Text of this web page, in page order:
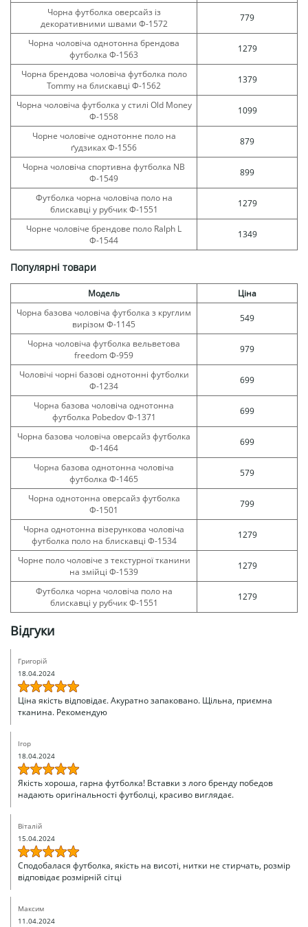
Чорна футболка оверсайз із
декоративними швами Ф-1572
779
Чорна чоловіча однотонна брендова
футболка Ф-1563
1279
Чорна брендова чоловіча футболка поло
Tommy на блискавці Ф-1562
1379
Чорна чоловіча футболка у стилі Old Money
Ф-1558
1099
Чорне чоловіче однотонне поло на
ґудзиках Ф-1556
879
Чорна чоловіча спортивна футболка NB
Ф-1549
899
Футболка чорна чоловіча поло на
блискавці у рубчик Ф-1551
1279
Чорне чоловіче брендове поло Ralph L
Ф-1544
1349
Популярні товари
Модель
Ціна
Чорна базова чоловіча футболка з круглим
вирізом Ф-1145
549
Чорна чоловіча футболка вельветова
freedom Ф-959
979
Чоловічі чорні базові однотонні футболки
Ф-1234
699
Чорна базова чоловіча однотонна
футболка Pobedov Ф-1371
699
Чорна базова чоловіча оверсайз футболка
Ф-1464
699
Чорна базова однотонна чоловіча
футболка Ф-1465
579
Чорна однотонна оверсайз футболка
Ф-1501
799
Чорна однотонна візерункова чоловіча
футболка поло на блискавці Ф-1534
1279
Чорне поло чоловіче з текстурної тканини
на змійці Ф-1539
1279
Футболка чорна чоловіча поло на
блискавці у рубчик Ф-1551
1279
Відгуки
Григорій
18.04.2024
Ціна якість відповідає. Акуратно запаковано. Щільна, приємна
тканина. Рекомендую
Ігор
18.04.2024
Якість хороша, гарна футболка! Вставки з лого бренду победов
надають оригінальності футболці, красиво виглядає.
Віталій
15.04.2024
Сподобалася футболка, якість на висоті, нитки не стирчать, розмір
відповідає розмірній сітці
Максим
11.04.2024